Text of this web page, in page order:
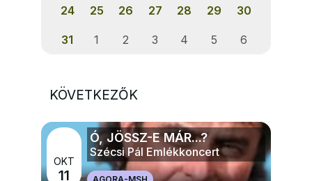
24 25 26 27 28 29 30
31 1 2 3 4 5 6
KÖVETKEZŐK
OKT
11
Ó, JÖSSZ-E MÁR...?
Szécsi Pál Emlékkoncert